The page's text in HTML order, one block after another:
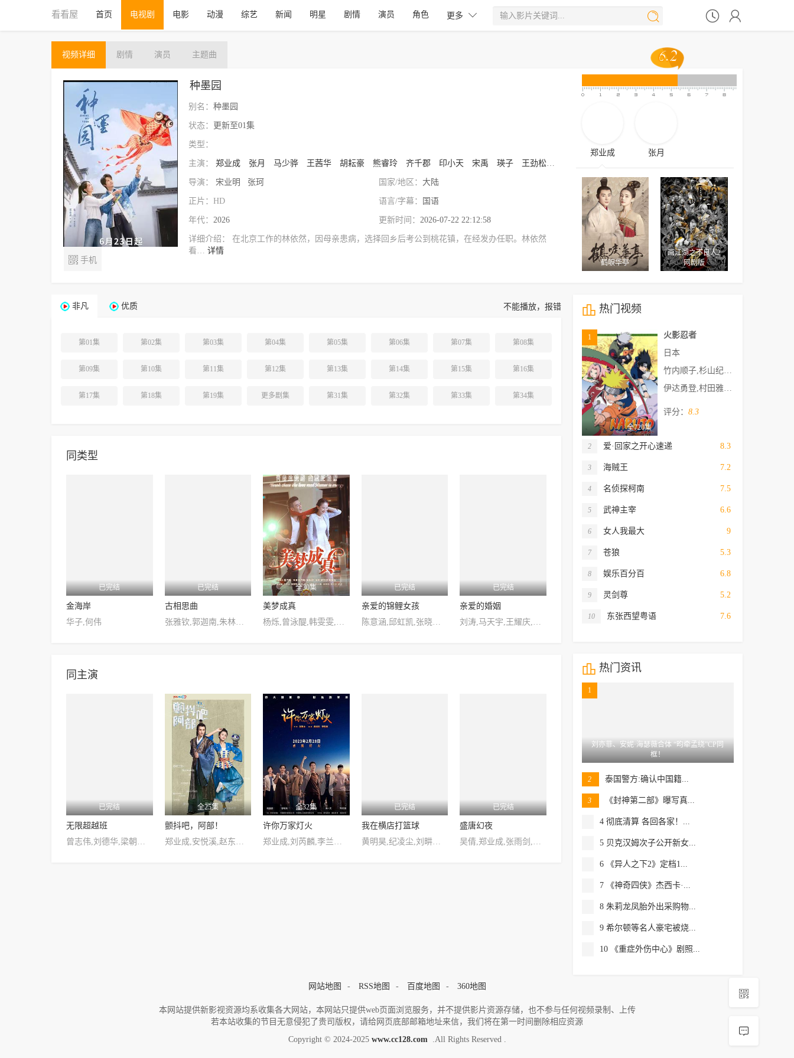
看看屋 首页 电视剧 电影 动漫 综艺 新闻 明星 剧情 演员 角色 更多   

视频详细 剧情 演员 主题曲
 手机
种墨园
别名：种墨园
状态： 更新至01集
类型：
主演： 郑业成 张月 马少骅 王茜华 胡耘豪 熊睿玲 齐千郡 印小天 宋禹 瑛子 王劲松
导演： 宋业明 张珂 国家/地区： 大陆
正片：HD 语言/字幕： 国语
年代：2026 更新时间： 2026-07-22 22:12:58
详细介绍：
在北京工作的林依然，因母亲患病，选择回乡后考公到桃花镇，在经发办任职。林依然
看… 详情
6.2
6.2
郑业成 张月
鹤唳华亭
画江湖之不良人2
网剧版
非凡 优质 不能播放，报错
第01集 第02集 第03集 第04集 第05集 第06集 第07集 第08集
第09集 第10集 第11集 第12集 第13集 第14集 第15集 第16集
第17集 第18集 第19集 更多剧集 第31集 第32集 第33集 第34集
同类型
已完结
金海岸
华子,何伟
已完结
古相思曲
张雅钦,郭迦南,朱林雨,全伊伦,庄翰,黄靖洲,淳于珊珊
全30集
美梦成真
杨烁,曾泳醍,韩雯雯,夏凡,张晓龙,朱孝天,杜淳,胡兵,赵子惠,魏积安,周笑莉,谢园,荣蓉
已完结
亲爱的锦鲤女孩
陈意涵,邱虹凯,张晓钰,王一然,刘柠熹,谭嘉泰,吕炫乐,吴一逊,郭奕辰
已完结
亲爱的婚姻
刘涛,马天宇,王耀庆,马羚,吕佳容,李茂,郑罗茜,崔志刚
马跃,张琪,李宏伟,陈澍
同主演
已完结
无限超越班
全25集
颤抖吧，阿部！
全32集
许你万家灯火
已完结
我在横店打篮球
黄明昊,纪凌尘,刘畊宏,言承旭,俞灏明,郑业成
已完结
盛唐幻夜
已完结
画江湖之不良人2剧版
郑业成,蔡文静,李纯,栾蕾英,范世錡,季晨,马薇,张静初,王龙正,陈若轩,雯昭,王滋润,刘峰超,杨帆,杨韬歌,王沛禄,蒋诗萌,韩鹿,戴菲,侍宣如
镜·双城电视剧
 热门视频
全720集
1
火影忍者
日本
竹内顺子,杉山纪彰,中村千绘,井上和彦,关俊彦,松本和香子,大塚芳忠,胜生真沙子,柴田秀胜,森久保祥太郎,伊藤健太郎,柚木凉香,小杉十郎太,增川洋一,远近孝一,田村由香里,江原正士,水树奈奈,鸟海浩辅,川田绅司,落合露美,大谷育江,重松朋,下屋则子,飞田展男,石冢运升,浅野真由美,石田彰,加濑康之,朴璐美,中田让治,保志总一朗,神奈延年,三木真一郎,中村大树,家中宏,福田信昭,楠大典,本田贵子,平田广明,津田健次郎,坪井智浩,河野智之,根本圭子,铃木琢磨,小林由美子,津田英三,伊藤和晃,浅井清己,佐佐木望
伊达勇登,村田雅彦,都留稔幸,若林厚史,小坂春女,川口敬一郎,松本佳久,佐藤真二,影山楙伦,御厨恭辅,横田和善,新留俊哉,久城理音,浦田保则,浅见松雄,宫原秀二,饭村正之,西村大树,小高义规,冈崎幸男,木下勇喜,菅井嘉浩,浊川敦,福田皖,木村宽,榎本守,佐土原武之,熨斗谷充孝,清水明
评分：8.3
2 爱·回家之开心速递 8.3
3 海贼王 7.2
4 名侦探柯南 7.5
5 武神主宰 6.6
6 女人我最大 9
7 苍狼 5.3
8 娱乐百分百 6.8
9 灵剑尊 5.2
10 东张西望粤语 7.6
 热门资讯
刘亦菲、安妮·海瑟薇合体 “昀牵孟绕”CP同
框！
1
2 泰国警方:确认中国籍...
3 《封神第二部》曝写真...
4 彻底清算 各回各家！...
5 贝克汉姆次子公开新女...
6 《异人之下2》定档1...
7 《神奇四侠》杰西卡·...
8 朱莉龙凤胎外出采购物...
9 希尔顿等名人豪宅被烧...
10 《重症外伤中心》剧照...
网站地图 - RSS地图 - 百度地图 - 360地图
本网站提供新影视资源均系收集各大网站，本网站只提供web页面浏览服务，并不提供影片资源存储，也不参与任何视频录制、上传
若本站收集的节目无意侵犯了贵司版权，请给网页底部邮箱地址来信，我们将在第一时间删除相应资源
Copyright © 2024-2025 www.cc128.com .All Rights Reserved .

